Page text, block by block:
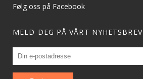
Følg oss på Facebook
MELD DEG PÅ VÅRT NYHETSBREV